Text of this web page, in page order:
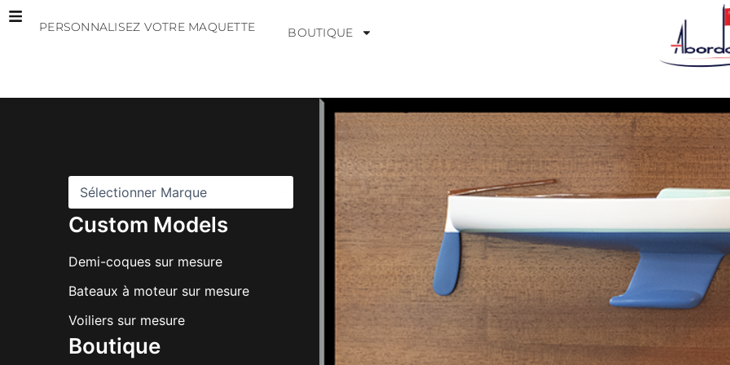
Aller
PERSONNALISEZ VOTRE MAQUETTE BOUTIQUE
Custom Models
Demi-coques sur mesure
Bateaux à moteur sur mesure
Voiliers sur mesure
Boutique